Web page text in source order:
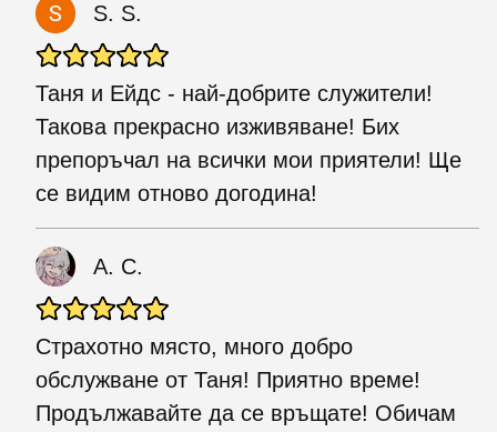
S. S.
Таня и Ейдс - най-добрите служители!
Такова прекрасно изживяване! Бих
препоръчал на всички мои приятели! Ще
се видим отново догодина!
A. C.
Страхотно място, много добро
обслужване от Таня! Приятно време!
Продължавайте да се връщате! Обичам